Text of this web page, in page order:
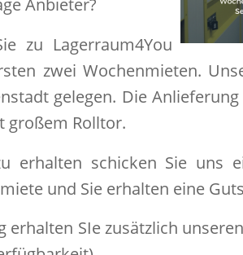
zu Lagerraum4You
zwei Wochenmieten.
gelegen. Die
großem Rolltor.
erhalten schicken Sie uns
und Sie erhalten eine
erhalten SIe zusätzlich